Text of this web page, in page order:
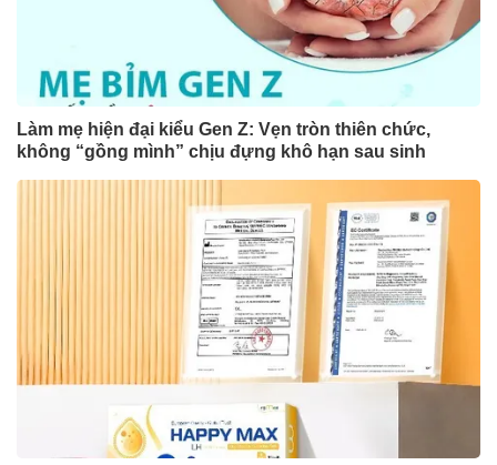
Làm mẹ hiện đại kiểu Gen Z: Vẹn tròn thiên chức,
không “gồng mình” chịu đựng khô hạn sau sinh